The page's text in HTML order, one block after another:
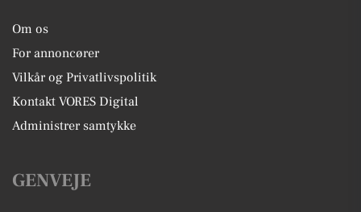
Om os
For annoncører
Vilkår og Privatlivspolitik
Kontakt VORES Digital
Administrer samtykke
GENVEJE